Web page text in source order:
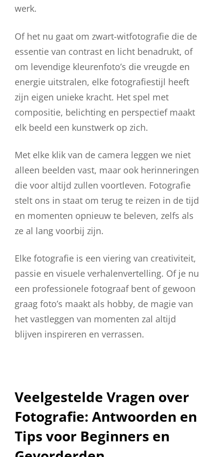
werk.
Of het nu gaat om zwart-witfotografie die de
essentie van contrast en licht benadrukt, of
om levendige kleurenfoto’s die vreugde en
energie uitstralen, elke fotografiestijl heeft
zijn eigen unieke kracht. Het spel met
compositie, belichting en perspectief maakt
elk beeld een kunstwerk op zich.
Met elke klik van de camera leggen we niet
alleen beelden vast, maar ook herinneringen
die voor altijd zullen voortleven. Fotografie
stelt ons in staat om terug te reizen in de tijd
en momenten opnieuw te beleven, zelfs als
ze al lang voorbij zijn.
Elke fotografie is een viering van creativiteit,
passie en visuele verhalenvertelling. Of je nu
een professionele fotograaf bent of gewoon
graag foto’s maakt als hobby, de magie van
het vastleggen van momenten zal altijd
blijven inspireren en verrassen.
Veelgestelde Vragen over
Fotografie: Antwoorden en
Tips voor Beginners en